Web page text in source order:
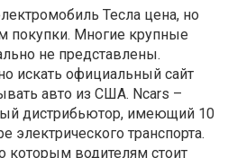
Тесла цена, но
покупки. Многие крупные
не представлены.
искать официальный сайт
авто из США. Ncars –
дистрибьютор, имеющий 10
электрического транспорта.
которым водителям стоит